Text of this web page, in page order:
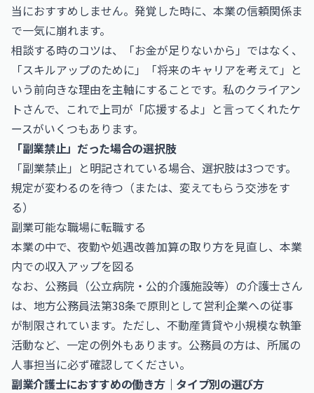
当におすすめしません。発覚した時に、本業の信頼関係ま
で一気に崩れます。
相談する時のコツは、「お金が足りないから」ではなく、
「スキルアップのために」「将来のキャリアを考えて」と
いう前向きな理由を主軸にすることです。私のクライアン
トさんで、これで上司が「応援するよ」と言ってくれたケ
ースがいくつもあります。
「副業禁止」だった場合の選択肢
「副業禁止」と明記されている場合、選択肢は3つです。
規定が変わるのを待つ（または、変えてもらう交渉をす
る）
副業可能な職場に転職する
本業の中で、夜勤や処遇改善加算の取り方を見直し、本業
内での収入アップを図る
なお、公務員（公立病院・公的介護施設等）の介護士さん
は、地方公務員法第38条で原則として営利企業への従事
が制限されています。ただし、不動産賃貸や小規模な執筆
活動など、一定の例外もあります。公務員の方は、所属の
人事担当に必ず確認してください。
副業介護士におすすめの働き方｜タイプ別の選び方